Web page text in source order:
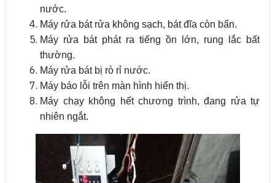
nước.
Máy rửa bát rửa không sạch, bát đĩa còn bẩn.
Máy rửa bát phát ra tiếng ồn lớn, rung lắc bất
thường.
Máy rửa bát bị rò rỉ nước.
Máy báo lỗi trên màn hình hiển thị.
Máy chạy không hết chương trình, đang rửa tự
nhiên ngắt.